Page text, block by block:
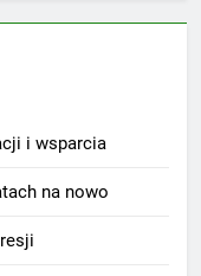
i wsparcia
na nowo